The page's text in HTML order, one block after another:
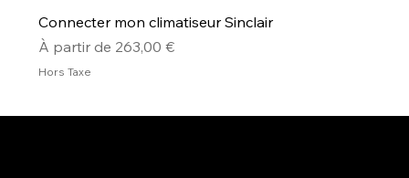
Connecter mon climatiseur Sinclair
À partir de 263,00 €
Prix promotionnel
Hors Taxe